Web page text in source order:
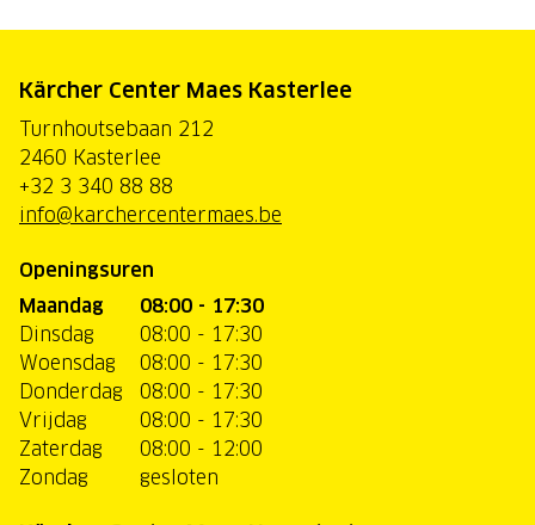
Kärcher Center Maes Kasterlee
Turnhoutsebaan 212
2460 Kasterlee
+32 3 340 88 88
info@karchercentermaes.be
Openingsuren
Maandag
08:00 - 17:30
Dinsdag
08:00 - 17:30
Woensdag
08:00 - 17:30
Donderdag
08:00 - 17:30
Vrijdag
08:00 - 17:30
Zaterdag
08:00 - 12:00
Zondag
gesloten